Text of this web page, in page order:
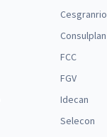
Cesgranrio
Consulplan
FCC
FGV
Idecan
Selecon